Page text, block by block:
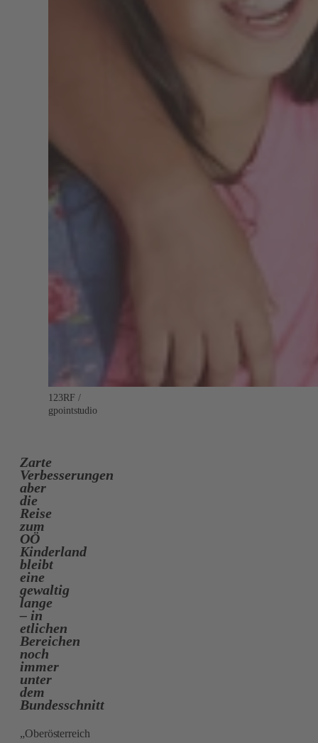
123RF /
gpointstudio
Zarte
Verbesserungen
aber
die
Reise
zum
OÖ
Kinderland
bleibt
eine
gewaltig
lange
– in
etlichen
Bereichen
noch
immer
unter
dem
Bundesschnitt
„Oberösterreich